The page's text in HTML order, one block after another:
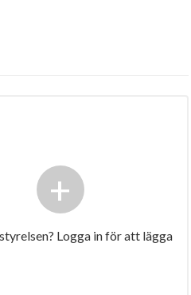
+
Logga in för att lägga